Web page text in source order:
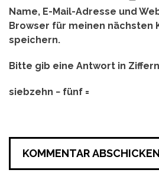
Name, E-Mail-Adresse und
Browser für meinen nächsten
speichern.
Bitte gib eine Antwort in
siebzehn − fünf =